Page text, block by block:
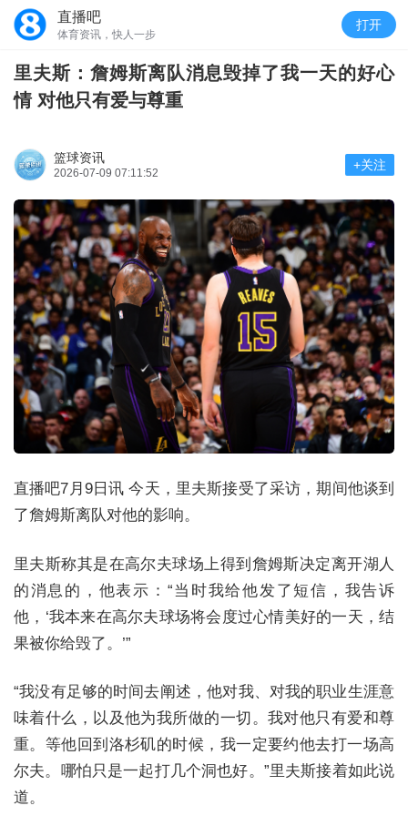
直播吧
体育资讯，快人一步
打开
里夫斯：詹姆斯离队消息毁掉了我一天的好心
情 对他只有爱与尊重
篮球资讯
2026-07-09 07:11:52
+关注
直播吧7月9日讯 今天，里夫斯接受了采访，期间他谈到
了詹姆斯离队对他的影响。
里夫斯称其是在高尔夫球场上得到詹姆斯决定离开湖人
的消息的，他表示：“当时我给他发了短信，我告诉
他，‘我本来在高尔夫球场将会度过心情美好的一天，结
果被你给毁了。’”
“我没有足够的时间去阐述，他对我、对我的职业生涯意
味着什么，以及他为我所做的一切。我对他只有爱和尊
重。等他回到洛杉矶的时候，我一定要约他去打一场高
尔夫。哪怕只是一起打几个洞也好。”里夫斯接着如此说
道。